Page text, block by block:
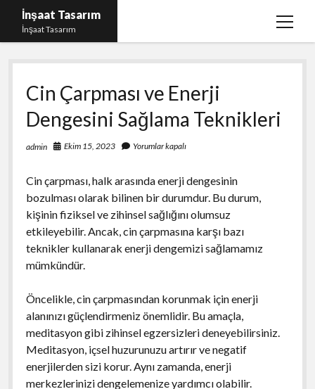
İnşaat Tasarım
İnşaat Tasarım
menüyü
Instagram Gizli Hesap Bakma
Instagram Türk Takipçi Yükleme Ücretsiz
Liste
Sayfa Listesi
Cin Çarpması ve Enerji
Dengesini Sağlama Teknikleri
admin Ekim 15, 2023 Yorumlar kapalı
Cin çarpması, halk arasında enerji dengesinin
bozulması olarak bilinen bir durumdur. Bu durum,
kişinin fiziksel ve zihinsel sağlığını olumsuz
etkileyebilir. Ancak, cin çarpmasına karşı bazı
teknikler kullanarak enerji dengemizi sağlamamız
mümkündür.
Öncelikle, cin çarpmasından korunmak için enerji
alanınızı güçlendirmeniz önemlidir. Bu amaçla,
meditasyon gibi zihinsel egzersizleri deneyebilirsiniz.
Meditasyon, içsel huzurunuzu artırır ve negatif
enerjilerden sizi korur. Aynı zamanda, enerji
merkezlerinizi dengelemenize yardımcı olabilir.